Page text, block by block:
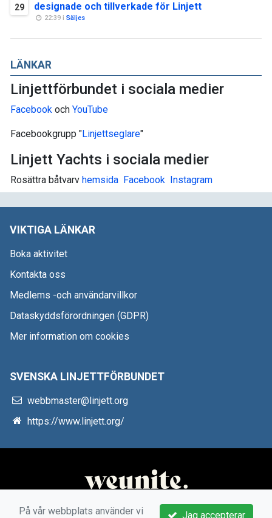
29
designade och tillverkade för Linjett
22:39 iSäljes
LÄNKAR
Linjettförbundet i sociala medier
Facebook och YouTube
Facebookgrupp "Linjettseglare"
Linjett Yachts i sociala medier
Rosättra båtvarv hemsida Facebook Instagram
VIKTIGA LÄNKAR
Boka aktivitet
Kontakta oss
Medlems -och användarvillkor
Dataskyddsförordningen (GDPR)
Mer information om cookies
SVENSKA LINJETTFÖRBUNDET
webbmaster@linjett.org
https://www.linjett.org/
Jag accepterar
På vår webbplats använder vi